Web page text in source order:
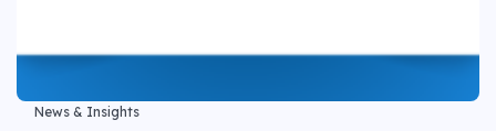
News & Insights